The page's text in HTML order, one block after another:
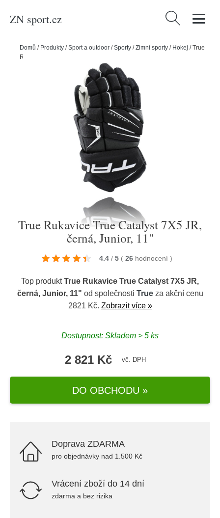
ZN sport.cz Vyhledávání
Domů / Produkty /Sport a outdoor /Sporty /Zimní sporty / Hokej /True
Rukavice True Catalyst 7X5 JR, černá, Junior, 11"
True Rukavice True Catalyst 7X5 JR,
černá, Junior, 11"
4.4 / 5 ( 26 hodnocení )
Top produktTrue Rukavice True Catalyst 7X5 JR,
černá, Junior, 11" od společnosti Trueza akční cenu
2821 Kč. Zobrazit více »
Dostupnost: Skladem > 5 ks
2 821 Kč vč. DPH
DO OBCHODU »
Doprava ZDARMA
pro objednávky nad 1.500 Kč
Vrácení zboží do 14 dní
zdarma a bez rizika